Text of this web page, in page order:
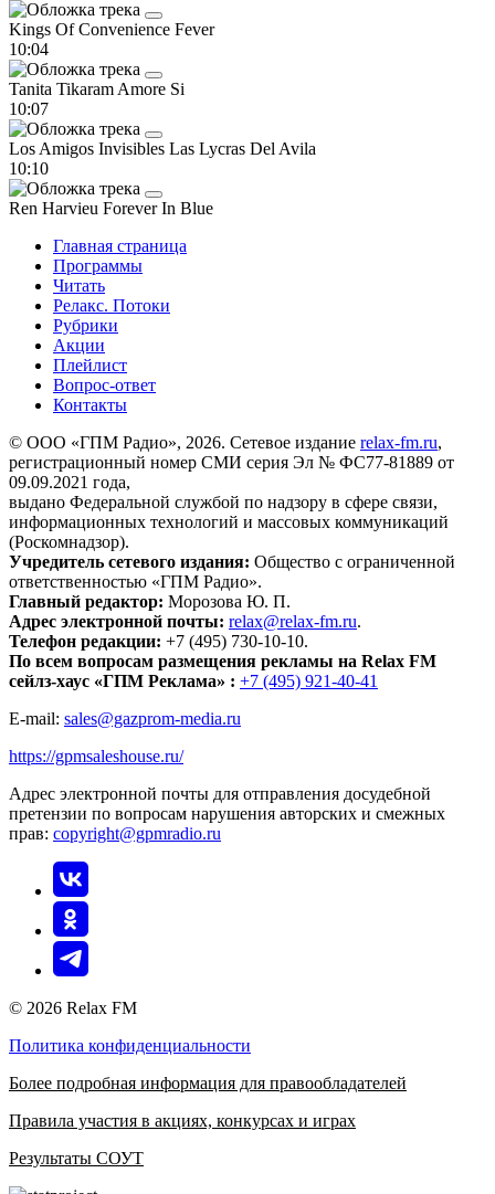
Kings Of Convenience Fever
10:04
Tanita Tikaram Amore Si
10:07
Los Amigos Invisibles Las Lycras Del Avila
10:10
Ren Harvieu Forever In Blue
Главная страница
Программы
Читать
Релакс. Потоки
Рубрики
Акции
Плейлист
Вопрос-ответ
Контакты
© ООО «ГПМ Радио», 2026. Сетевое издание relax-fm.ru,
регистрационный номер СМИ серия Эл № ФС77-81889 от
09.09.2021 года,
выдано Федеральной службой по надзору в сфере связи,
информационных технологий и массовых коммуникаций
(Роскомнадзор).
Учредитель сетевого издания: Общество с ограниченной
ответственностью «ГПМ Радио».
Главный редактор: Морозова Ю. П.
Адрес электронной почты: relax@relax-fm.ru.
Телефон редакции: +7 (495) 730-10-10.
По всем вопросам размещения рекламы на Relax FM
сейлз-хаус «ГПМ Реклама» : +7 (495) 921-40-41
E-mail: sales@gazprom-media.ru
https://gpmsaleshouse.ru/
Адрес электронной почты для отправления досудебной
претензии по вопросам нарушения авторских и смежных
прав: copyright@gpmradio.ru
© 2026 Relax FM
Политика конфиденциальности
Более подробная информация для правообладателей
Правила участия в акциях, конкурсах и играх
Результаты СОУТ